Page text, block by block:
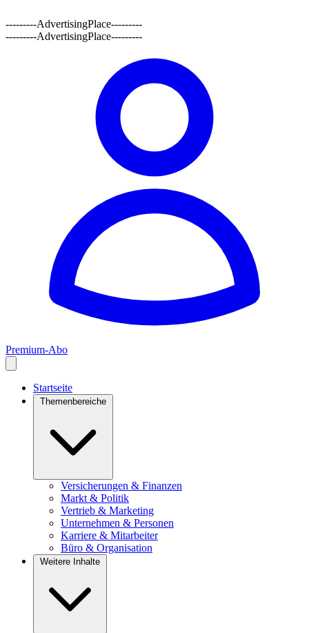
---------AdvertisingPlace---------
---------AdvertisingPlace---------
Premium-Abo
Startseite
Themenbereiche
Versicherungen & Finanzen
Markt & Politik
Vertrieb & Marketing
Unternehmen & Personen
Karriere & Mitarbeiter
Büro & Organisation
Weitere Inhalte